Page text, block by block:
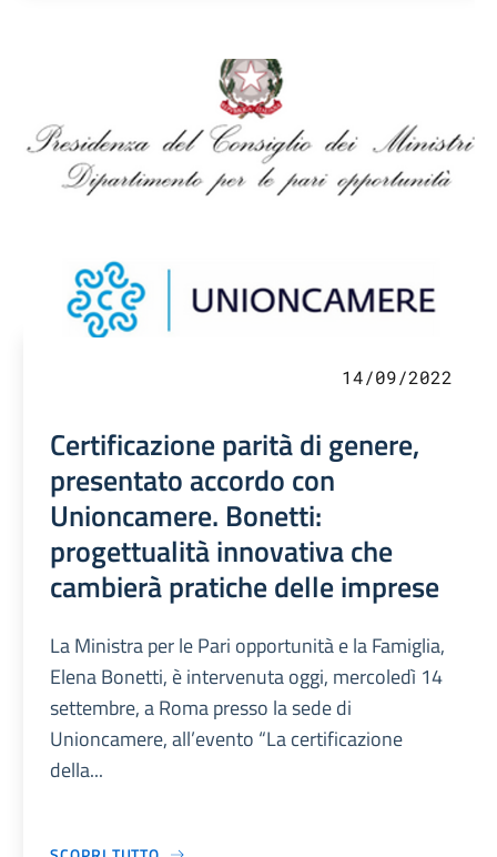
14/09/2022
Certificazione parità di genere,
presentato accordo con
Unioncamere. Bonetti:
progettualità innovativa che
cambierà pratiche delle imprese
La Ministra per le Pari opportunità e la Famiglia,
Elena Bonetti, è intervenuta oggi, mercoledì 14
settembre, a Roma presso la sede di
Unioncamere, all’evento “La certificazione
della...